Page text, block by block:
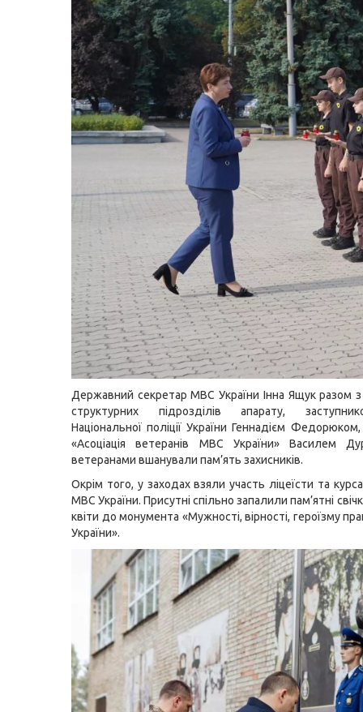
Державний секретар МВС України Інна Ящук разом з
структурних підрозділів апарату,
Національної поліції України Геннадієм
«Асоціація ветеранів МВС України» Василем
ветеранами вшанували пам’ять захисників.
Окрім того, у заходах взяли участь ліцеїсти та
МВС України. Присутні спільно запалили пам’ятні
квіти до монумента «Мужності, вірності, героїзму
України».